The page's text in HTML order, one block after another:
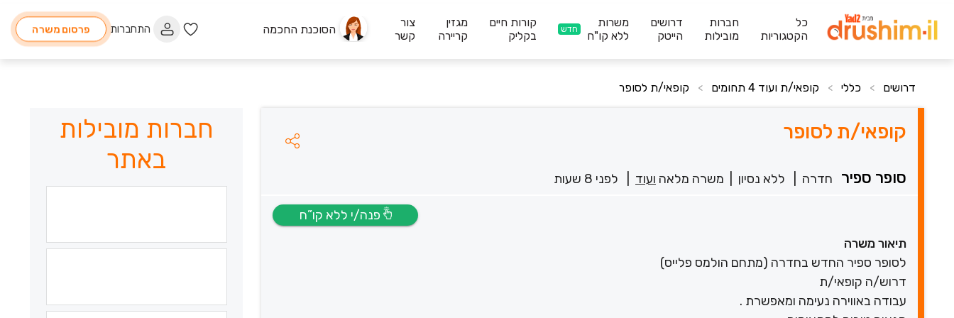
כל
הקטגוריות
חברות
מובילות
דרושים
הייטק
משרות
ללא קו"ח
חדש
קורות חיים
בקליק
מגזין
קריירה
צור
קשר
הסוכנת החכמה התחברות פרסום משרה
דרושים > כללי > קופאי/ת ועוד 4 תחומים > קופאי/ת לסופר
קופאי/ת לסופר
סופר ספיר חדרה ללא נסיון משרה מלאה ועוד לפני 8 שעות
תיאור משרה
לסופר ספיר החדש בחדרה (מתחם הולמס פלייס)
דרוש/ה קופאי/ת
עבודה באווירה נעימה ומאפשרת .
חברות מובילות
באתר